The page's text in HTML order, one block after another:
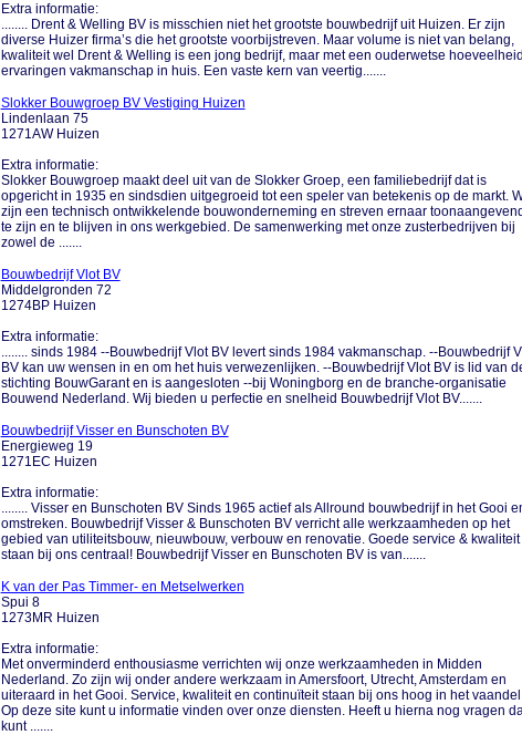
Extra informatie:
........ Drent & Welling BV is misschien niet het grootste bouwbedrijf uit Huizen. Er zijn
diverse Huizer firma’s die het grootste voorbijstreven. Maar volume is niet van belang,
kwaliteit wel Drent & Welling is een jong bedrijf, maar met een ouderwetse hoeveelheid
ervaringen vakmanschap in huis. Een vaste kern van veertig.......
Slokker Bouwgroep BV Vestiging Huizen
Lindenlaan 75
1271AW Huizen
Extra informatie:
Slokker Bouwgroep maakt deel uit van de Slokker Groep, een familiebedrijf dat is
opgericht in 1935 en sindsdien uitgegroeid tot een speler van betekenis op de markt.
zijn een technisch ontwikkelende bouwonderneming en streven ernaar toonaangevend
te zijn en te blijven in ons werkgebied. De samenwerking met onze zusterbedrijven bij
zowel de .......
Bouwbedrijf Vlot BV
Middelgronden 72
1274BP Huizen
Extra informatie:
........ sinds 1984 --Bouwbedrijf Vlot BV levert sinds 1984 vakmanschap. --Bouwbedrijf
BV kan uw wensen in en om het huis verwezenlijken. --Bouwbedrijf Vlot BV is lid van
stichting BouwGarant en is aangesloten --bij Woningborg en de branche-organisatie
Bouwend Nederland. Wij bieden u perfectie en snelheid Bouwbedrijf Vlot BV.......
Bouwbedrijf Visser en Bunschoten BV
Energieweg 19
1271EC Huizen
Extra informatie:
........ Visser en Bunschoten BV Sinds 1965 actief als Allround bouwbedrijf in het Gooi
omstreken. Bouwbedrijf Visser & Bunschoten BV verricht alle werkzaamheden op het
gebied van utiliteitsbouw, nieuwbouw, verbouw en renovatie. Goede service & kwaliteit
staan bij ons centraal! Bouwbedrijf Visser en Bunschoten BV is van.......
K van der Pas Timmer- en Metselwerken
Spui 8
1273MR Huizen
Extra informatie:
Met onverminderd enthousiasme verrichten wij onze werkzaamheden in Midden
Nederland. Zo zijn wij onder andere werkzaam in Amersfoort, Utrecht, Amsterdam en
uiteraard in het Gooi. Service, kwaliteit en continuïteit staan bij ons hoog in het
Op deze site kunt u informatie vinden over onze diensten. Heeft u hierna nog vragen
kunt .......